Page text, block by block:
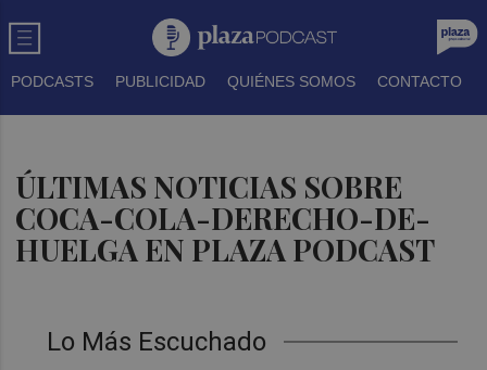
PODCASTS PUBLICIDAD QUIÉNES SOMOS CONTACTO
ÚLTIMAS NOTICIAS SOBRE
COCA-COLA-DERECHO-DE-
HUELGA EN PLAZA PODCAST
Lo Más Escuchado